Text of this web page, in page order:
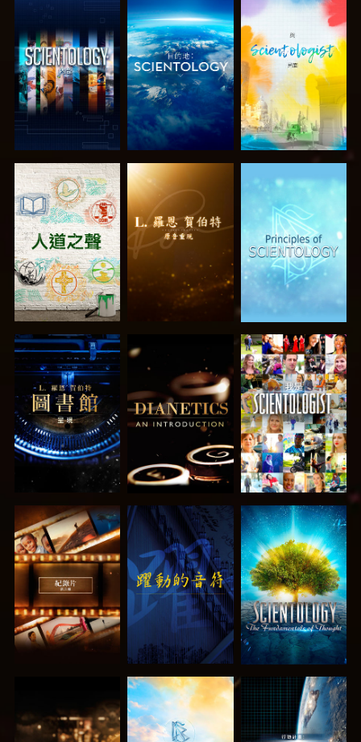
探索系列節目 探索系列節目 探索系列節目
探索系列節目 探索系列節目 觀看
探索系列節目 觀看 探索系列節目
探索系列節目 探索系列節目 觀看